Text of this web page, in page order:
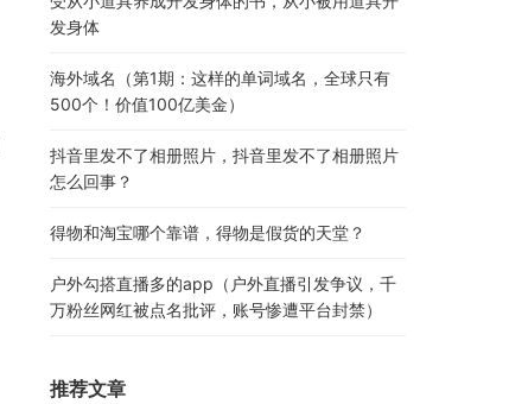
发身体
海外域名（第1期：这样的单词域名，全球只有
500个！价值100亿美金）
抖音里发不了相册照片，抖音里发不了相册照片
怎么回事？
得物和淘宝哪个靠谱，得物是假货的天堂？
户外勾搭直播多的app（户外直播引发争议，千
万粉丝网红被点名批评，账号惨遭平台封禁）
推荐文章